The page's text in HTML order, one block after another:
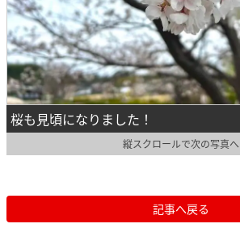
桜も見頃になりました！
縦スクロールで次の写真へ
記事へ戻る